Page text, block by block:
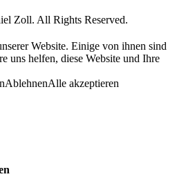
Zoll. All Rights Reserved.
Website. Einige von ihnen sind
uns helfen, diese Website und Ihre
AblehnenAlle akzeptieren